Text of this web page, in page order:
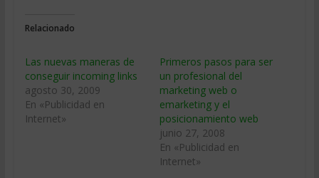
Relacionado
Las nuevas maneras de
conseguir incoming links
agosto 30, 2009
En «Publicidad en
Internet»
Primeros pasos para ser
un profesional del
marketing web o
emarketing y el
posicionamiento web
junio 27, 2008
En «Publicidad en
Internet»